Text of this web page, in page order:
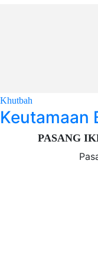
Khutbah
Keutamaan
PASANG